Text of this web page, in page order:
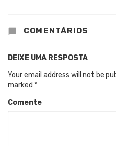
COMENTÁRIOS
DEIXE UMA RESPOSTA
Your email address will not be
marked *
Comente